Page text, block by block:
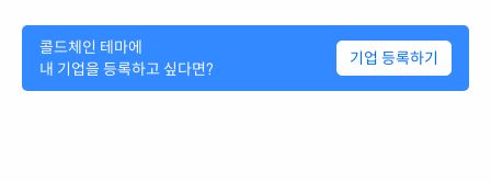
콜드체인 테마에
내 기업을 등록하고 싶다면?
기업 등록하기